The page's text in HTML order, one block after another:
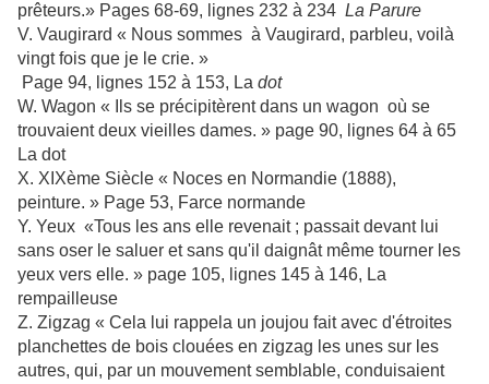
prêteurs.» Pages 68-69, lignes 232 à 234 La Parure
V. Vaugirard « Nous sommes à Vaugirard, parbleu, voilà
vingt fois que je le crie. »
Page 94, lignes 152 à 153, La dot
W. Wagon « Ils se précipitèrent dans un wagon où se
trouvaient deux vieilles dames. » page 90, lignes 64 à 65
La dot
X. XIXème Siècle « Noces en Normandie (1888),
peinture. » Page 53, Farce normande
Y. Yeux «Tous les ans elle revenait ; passait devant lui
sans oser le saluer et sans qu'il daignât même tourner les
yeux vers elle. » page 105, lignes 145 à 146, La
rempailleuse
Z. Zigzag « Cela lui rappela un joujou fait avec d'étroites
planchettes de bois clouées en zigzag les unes sur les
autres, qui, par un mouvement semblable, conduisaient